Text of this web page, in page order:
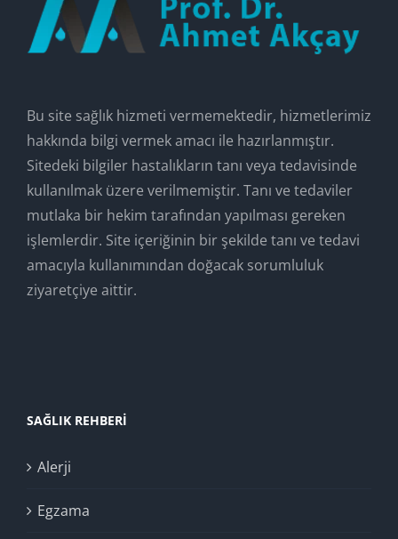
Bu site sağlık hizmeti vermemektedir, hizmetlerimiz
hakkında bilgi vermek amacı ile hazırlanmıştır.
Sitedeki bilgiler hastalıkların tanı veya tedavisinde
kullanılmak üzere verilmemiştir. Tanı ve tedaviler
mutlaka bir hekim tarafından yapılması gereken
işlemlerdir. Site içeriğinin bir şekilde tanı ve tedavi
amacıyla kullanımından doğacak sorumluluk
ziyaretçiye aittir.
SAĞLIK REHBERI
Alerji
Egzama